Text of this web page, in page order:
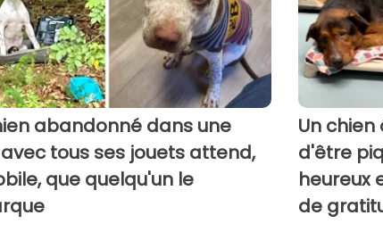
abandonné dans une
tous ses jouets attend,
que quelqu'un le
Un
d'être
heureux
de